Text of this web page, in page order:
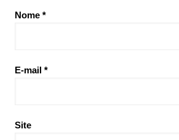
Nome *
E-mail *
Site